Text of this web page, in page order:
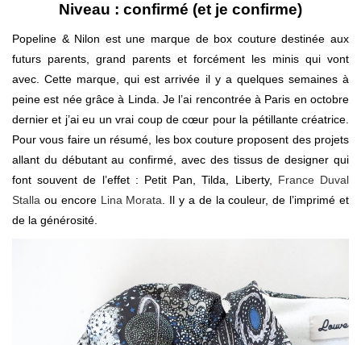
Niveau : confirmé (et je confirme)
Popeline & Nilon est une marque de box couture destinée aux
futurs parents, grand parents et forcément les minis qui vont
avec. Cette marque, qui est arrivée il y a quelques semaines à
peine est née grâce à Linda. Je l’ai rencontrée à Paris en octobre
dernier et j’ai eu un vrai coup de cœur pour la pétillante créatrice.
Pour vous faire un résumé, les box couture proposent des projets
allant du débutant au confirmé, avec des tissus de designer qui
font souvent de l’effet : Petit Pan, Tilda, Liberty, France Duval
Stalla ou encore Lina Morata . Il y a de la couleur, de l’imprimé et
de la générosité.